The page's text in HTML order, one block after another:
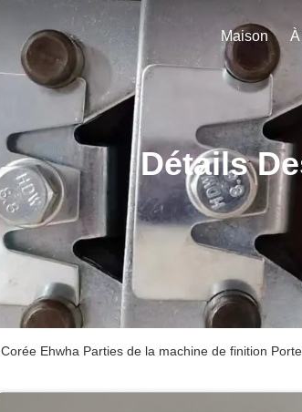
Maison
Détails
Corée Ehwha Parties de la machine de finition